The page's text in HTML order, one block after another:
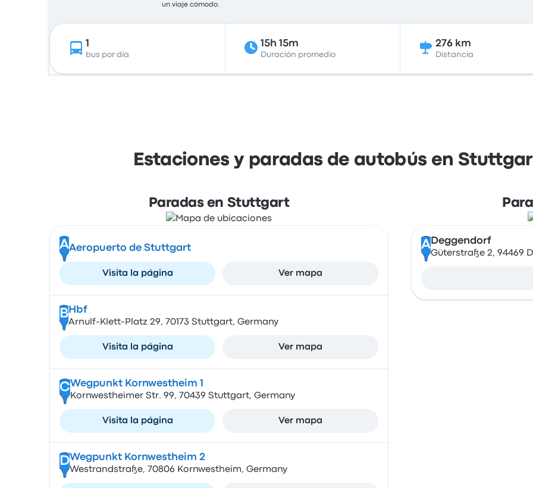
un viaje cómodo.
1
bus por día
15h 15m
Duración promedio
276 km
Distancia
Estaciones y paradas de autobús en
Paradas en Stuttgart
AAeropuerto de Stuttgart
Visita la página Ver mapa
B Hbf
Arnulf-Klett-Platz 29, 70173 Stuttgart, Germany
Visita la página Ver mapa
CWegpunkt Kornwestheim 1
Kornwestheimer Str. 99, 70439 Stuttgart, Germany
Visita la página Ver mapa
DWegpunkt Kornwestheim 2
Westrandstraße, 70806 Kornwestheim, Germany
A Deggendorf
Güterstraße 2, 94469